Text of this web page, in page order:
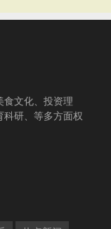
食文化、投资理
科研、等多方面权